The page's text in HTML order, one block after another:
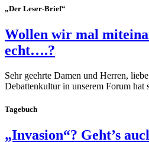
„Der Leser-Brief“
Wollen wir mal
echt….?
Sehr geehrte Damen und Herren,
Debattenkultur in unserem Forum
Tagebuch
„Invasion“? Geht’s